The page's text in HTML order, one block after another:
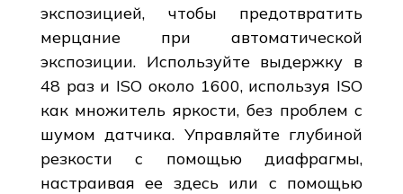
экспозицией, чтобы предотвратить
мерцание при автоматической
экспозиции. Используйте выдержку в
48 раз и ISO около 1600, используя ISO
как множитель яркости, без проблем с
шумом датчика. Управляйте глубиной
резкости с помощью диафрагмы,
настраивая ее здесь или с помощью